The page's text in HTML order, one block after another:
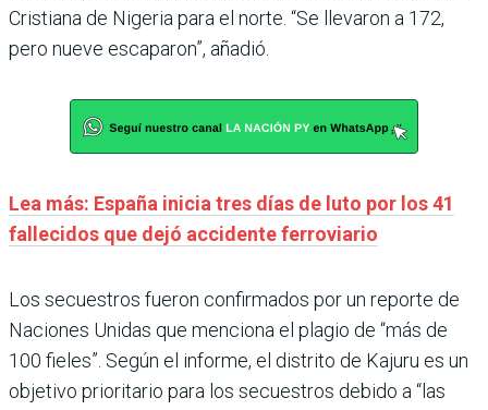
Cristiana de Nigeria para el norte. “Se llevaron a 172,
pero nueve escaparon”, añadió.
Lea más: España inicia tres días de luto por los 41
fallecidos que dejó accidente ferroviario
Los secuestros fueron confirmados por un reporte de
Naciones Unidas que menciona el plagio de “más de
100 fieles”. Según el informe, el distrito de Kajuru es un
objetivo prioritario para los secuestros debido a “las